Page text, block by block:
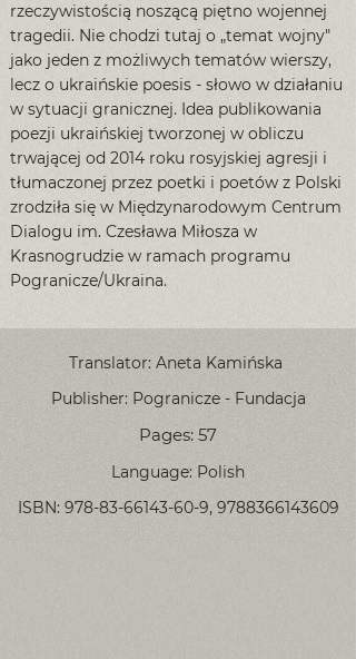
rzeczywistością noszącą piętno wojennej
tragedii. Nie chodzi tutaj o „temat wojny"
jako jeden z możliwych tematów wierszy,
lecz o ukraińskie poesis - słowo w działaniu
w sytuacji granicznej. Idea publikowania
poezji ukraińskiej tworzonej w obliczu
trwającej od 2014 roku rosyjskiej agresji i
tłumaczonej przez poetki i poetów z Polski
zrodziła się w Międzynarodowym Centrum
Dialogu im. Czesława Miłosza w
Krasnogrudzie w ramach programu
Pogranicze/Ukraina.
Translator: Aneta Kamińska
Publisher: Pogranicze - Fundacja
Pages: 57
Language: Polish
ISBN: 978-83-66143-60-9, 9788366143609